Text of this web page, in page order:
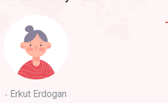
Erkut Erdogan